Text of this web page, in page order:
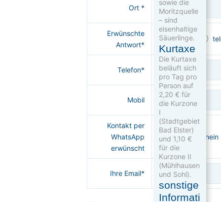
Ort *
Erwünschte
Antwort*
Mail
Telefon*
Mobil
Kontakt per
WhatsApp
erwünscht
ja nein
Ihre Email*
sowie die
Moritz­quelle
– sind
eisenhaltige
Säuerlinge.
Kurtaxe
Die Kurtaxe
beläuft sich
pro Tag pro
Person auf
2,20 € für
die Kurzone
I
(Stadtgebiet
Bad Elster)
und 1,10 €
für die
Kurzone II
(Mühlhausen
und Sohl).
sonstige
Informati